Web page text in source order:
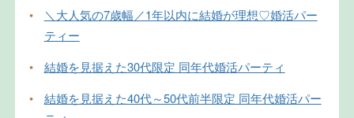
•
＼大人気の7歳幅／1年以内に結婚が理想♡婚活パー
ティー
•
結婚を見据えた30代限定 同年代婚活パーティ
•
結婚を見据えた40代～50代前半限定 同年代婚活パー